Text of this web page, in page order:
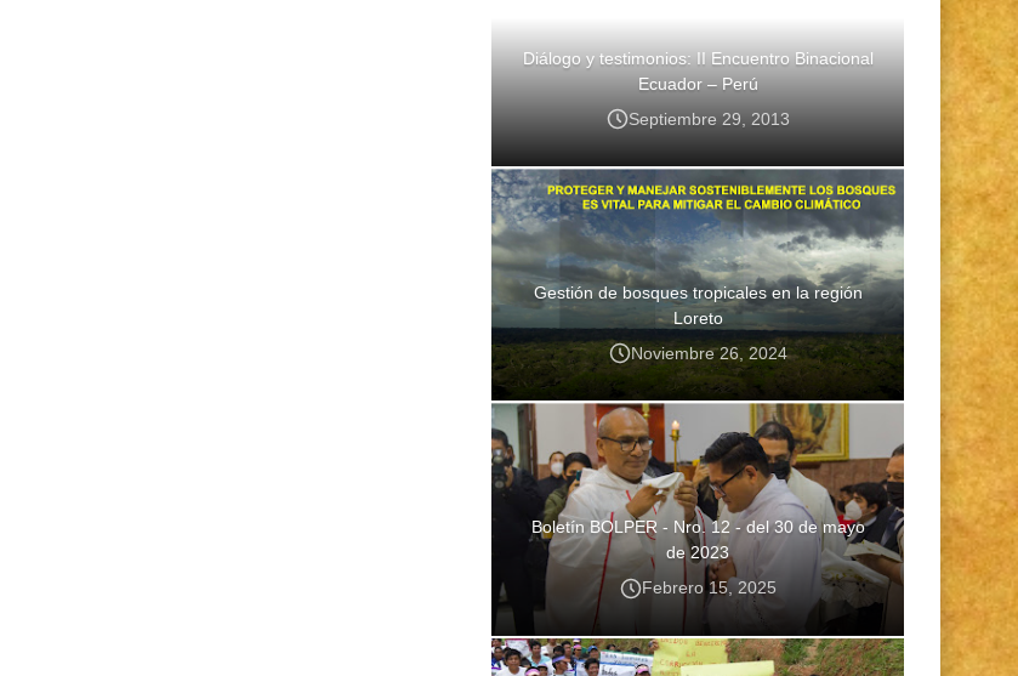
Diálogo y testimonios: II Encuentro Binacional
Ecuador – Perú
Septiembre 29, 2013
Gestión de bosques tropicales en la región
Loreto
Noviembre 26, 2024
Boletín BOLPER - Nro. 12 - del 30 de mayo
de 2023
Febrero 15, 2025